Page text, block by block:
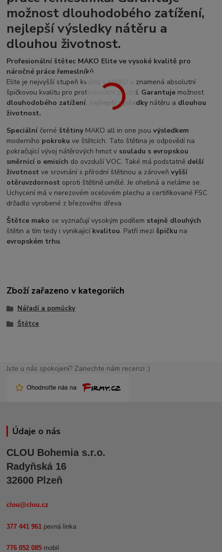
možnost dlouhodobého zatížení,
nejlepší výsledky nátěru a
dlouhou životnost.
Profesionální štětec MAKO Elite ve vysoké kvalitě pro
náročné práce řemeslníků.
Elite je nejvyšší stupeň kvality v MAKO a znamená absolutní
špičkovou kvalitu pro profesionální použití. Garantuje možnost
dlouhodobého zatížení, nejlepší výsledkynátěru a dlouhou
životnost.
Speciální černé štětiny MAKO all in one jsouvýsledkem
moderního pokrokuve štětcích. Tato štětina je odpovědí na
pokračující vývoj nátěrových hmot v souladu s evropskou
směrnicí o emisích do ovzduší VOC. Také má podstatně delší
životnost ve srovnání s přírodní štětinou a zároveňvyšší
otěruvzdornost oproti štětině umělé. Je ohebná a neláme se.
Uchycení má v nerezovém ocelovém plechu a certifikované FSC
držadlo vyrobené z březového dřeva.
Štětce mako se vyznačují vysokým podílem stejně dlouhých
štětin a tím tedy i vynikající kvalitou. Patří mezi špičku na
evropském trhu.
Zboží zařazeno v kategoriích
Nářadí a pomůcky
Štětce
Jste u nás spokojení? Zanechte nám recenzi ;)
Údaje o nás
CLOU Bohemia s.r.o.
Radyňská 16
32600 Plzeň
clou@clou.cz
377 441 961 pevná linka
776 052 085 mobil